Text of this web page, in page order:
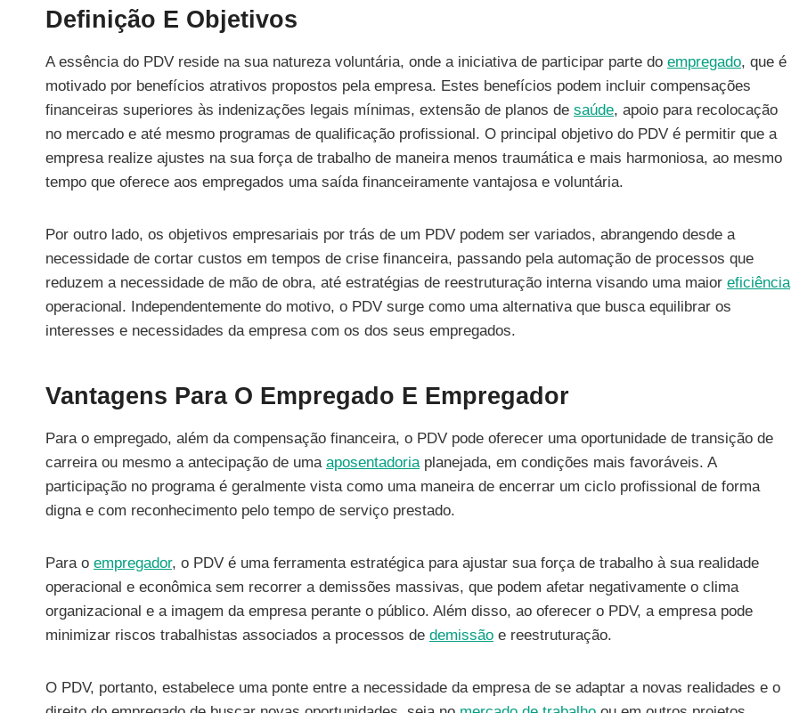
Definição E Objetivos
A essência do PDV reside na sua natureza voluntária, onde a iniciativa de participar parte do empregado, que é
motivado por benefícios atrativos propostos pela empresa. Estes benefícios podem incluir compensações
financeiras superiores às indenizações legais mínimas, extensão de planos de saúde, apoio para recolocação
no mercado e até mesmo programas de qualificação profissional. O principal objetivo do PDV é permitir que a
empresa realize ajustes na sua força de trabalho de maneira menos traumática e mais harmoniosa, ao mesmo
tempo que oferece aos empregados uma saída financeiramente vantajosa e voluntária.
Por outro lado, os objetivos empresariais por trás de um PDV podem ser variados, abrangendo desde a
necessidade de cortar custos em tempos de crise financeira, passando pela automação de processos que
reduzem a necessidade de mão de obra, até estratégias de reestruturação interna visando uma maior eficiência
operacional. Independentemente do motivo, o PDV surge como uma alternativa que busca equilibrar os
interesses e necessidades da empresa com os dos seus empregados.
Vantagens Para O Empregado E Empregador
Para o empregado, além da compensação financeira, o PDV pode oferecer uma oportunidade de transição de
carreira ou mesmo a antecipação de uma aposentadoria planejada, em condições mais favoráveis. A
participação no programa é geralmente vista como uma maneira de encerrar um ciclo profissional de forma
digna e com reconhecimento pelo tempo de serviço prestado.
Para o empregador, o PDV é uma ferramenta estratégica para ajustar sua força de trabalho à sua realidade
operacional e econômica sem recorrer a demissões massivas, que podem afetar negativamente o clima
organizacional e a imagem da empresa perante o público. Além disso, ao oferecer o PDV, a empresa pode
minimizar riscos trabalhistas associados a processos de demissão e reestruturação.
O PDV, portanto, estabelece uma ponte entre a necessidade da empresa de se adaptar a novas realidades e o